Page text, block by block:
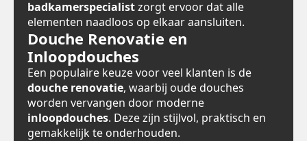
badkamerspecialistzorgt ervoor dat alle
elementen naadloos op elkaar aansluiten.
Douche Renovatie en
Inloopdouches
Een populaire keuze voor veel klanten is de
douche renovatie, waarbij oude douches
worden vervangen door moderne
inloopdouches. Deze zijn stijlvol, praktisch en
gemakkelijk te onderhouden.